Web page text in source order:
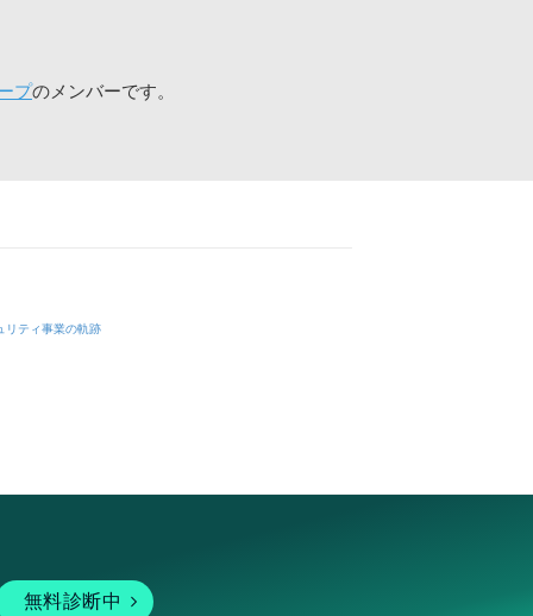
プのメンバーです。
リティ事業の軌跡
無料診断中